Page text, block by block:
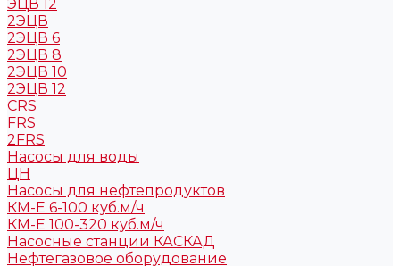
ЭЦВ 12
2ЭЦВ
2ЭЦВ 6
2ЭЦВ 8
2ЭЦВ 10
2ЭЦВ 12
CRS
FRS
2FRS
Насосы для воды
ЦН
Насосы для нефтепродуктов
КМ-Е 6-100 куб.м/ч
КМ-Е 100-320 куб.м/ч
Насосные станции КАСКАД
Нефтегазовое оборудование